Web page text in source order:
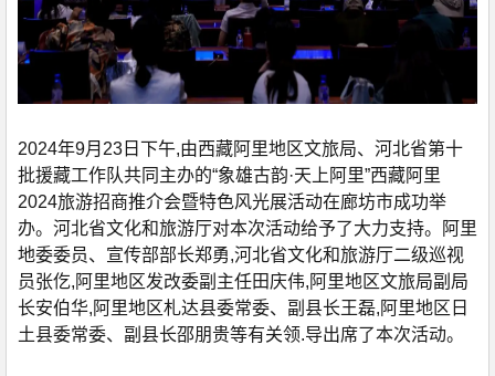
2024年9月23日下午,由西藏阿里地区文旅局、河北省第十
批援藏工作队共同主办的“象雄古韵·天上阿里”西藏阿里
2024旅游招商推介会暨特色风光展活动在廊坊市成功举
办。河北省文化和旅游厅对本次活动给予了大力支持。阿里
地委委员、宣传部部长郑勇,河北省文化和旅游厅二级巡视
员张仡,阿里地区发改委副主任田庆伟,阿里地区文旅局副局
长安伯华,阿里地区札达县委常委、副县长王磊,阿里地区日
土县委常委、副县长邵朋贵等有关领.导出席了本次活动。